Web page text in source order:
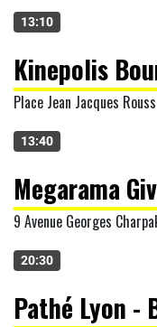
13:10
Kinepolis
Place Jean Jacques
13:40
Megarama
9 Avenue Georges
20:30
Pathé Lyon -